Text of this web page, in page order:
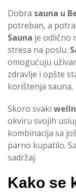
Dobra sauna u
potreban, a
Sauna je odlično
stresa na poslu.
omogućuju
zdravlje i opšte
korištenja sauna.
Skoro svaki
okviru svojih
kombinacija sa
parno kupatilo.
sadržaj.
Kako se